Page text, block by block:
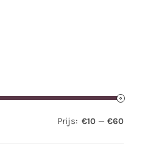
Prijs: €10 — €60